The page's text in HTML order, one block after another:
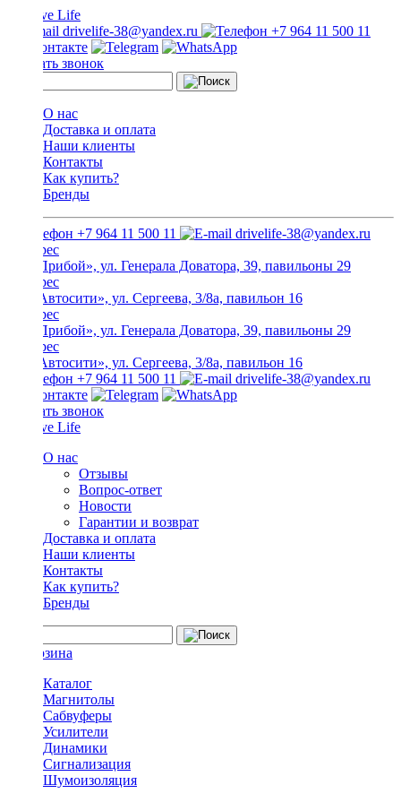
drivelife-38@yandex.ru +7 964 11 500 11
Заказать звонок
О нас
Доставка и оплата
Наши клиенты
Контакты
Как купить?
Бренды
+7 964 11 500 11 drivelife-38@yandex.ru
ТЦ «Прибой», ул. Генерала Доватора, 39, павильоны 29
ТЦ «Автосити», ул. Сергеева, 3/8а, павильон 16
ТЦ «Прибой», ул. Генерала Доватора, 39, павильоны 29
ТЦ «Автосити», ул. Сергеева, 3/8а, павильон 16
+7 964 11 500 11
drivelife-38@yandex.ru
Заказать звонок
О нас
Отзывы
Вопрос-ответ
Новости
Гарантии и возврат
Доставка и оплата
Наши клиенты
Контакты
Как купить?
Бренды
Каталог
Магнитолы
Сабвуферы
Усилители
Динамики
Сигнализация
Шумоизоляция